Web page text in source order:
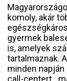
komoly, akár
gyermek
is, amelyek
tartalmaznak.
minden
call-centert,